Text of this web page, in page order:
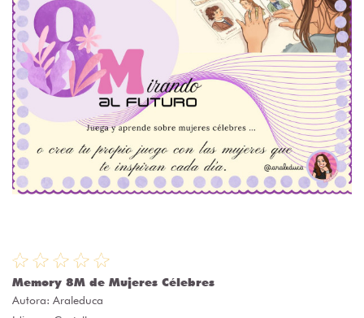
Memory 8M de Mujeres Célebres
Autora: Araleduca